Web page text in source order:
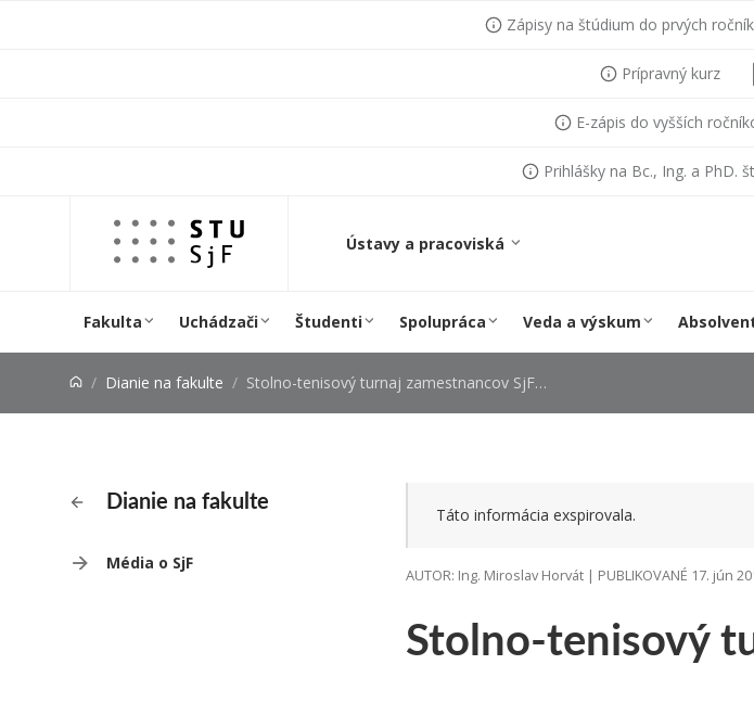
Zápisy na štúdium do prvých
Prípravný kurz
E-zápis do vyšších
Prihlášky na Bc., Ing. a PhD.
Ústavy a pracoviská
Fakulta Uchádzači Študenti Spolupráca Veda a výskum
Dianie na fakulte Stolno-tenisový turnaj zamestnancov SjF STU.
Dianie na fakulte
Média o SjF
Stolno-tenisový
Táto informácia exspirovala.
AUTOR: Ing. Miroslav Horvát | PUBLIKOVANÉ 17. jún